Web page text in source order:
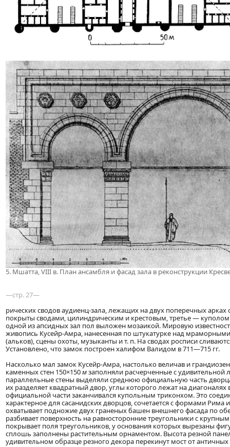
5. Мшатта, VIII в. План ансамбля и фасад зала в реконструкции
—стр. 27—
рических сводов аудиенц-зала, лежащих на двух поперечных
покрыты сводами, цилиндрическим и крестовым, третье —
одной из апсидных зал пол выложен мозаикой. Мировую
живопись Кусейр-Амра, нанесенная по штукатурке над
(альков), сцены охоты, музыканты и т. п. На сводах росписи
Установлено, что замок построен халифом Валидом в 711—715 гг.
Насколько мал замок Кусейр-Амра, настолько величав и
каменных стен 150×150мзаполняли расчерченные с удивительной
параллельные стены выделяли среднюю официальную часть
их разделяет квадратный двор, углы которого лежат на
официальной части заканчивался купольным триконхом. Это
характерное для сасанидских дворцов, сочетается с формами
охватывает подножие двух граненых башен внешнего фасада по
разбивает поверхность на равносторонние треугольники с
покрывает поля треугольников, у основания которых вырезаны
сплошь заполнены растительным орнаментом. Высота резной
удивительном образце резного декора перекинут мост от